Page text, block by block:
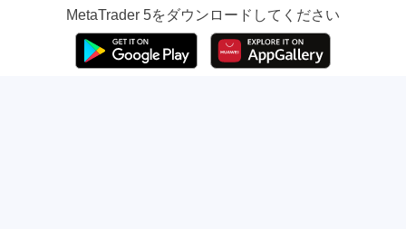
MetaTrader 5をダウンロードしてください